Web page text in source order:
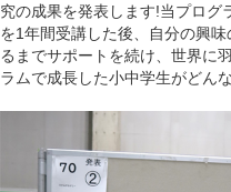
究の成果を発表します!当プログ
を1年間受講した後、自分の興
るまでサポートを続け、世界に
ラムで成長した小中学生がどん